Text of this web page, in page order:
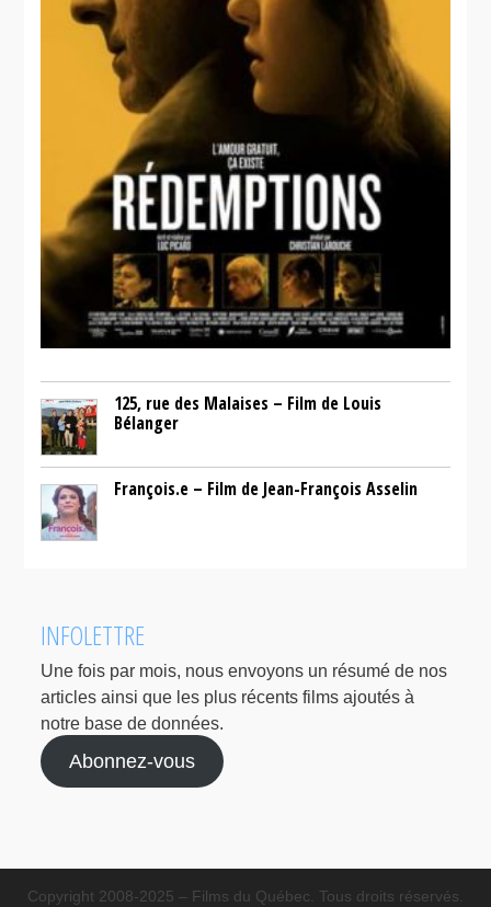
125, rue des Malaises – Film de Louis
Bélanger
François.e – Film de Jean-François Asselin
INFOLETTRE
Une fois par mois, nous envoyons un résumé de nos
articles ainsi que les plus récents films ajoutés à
notre base de données.
Abonnez-vous
Copyright 2008-2025 – Films du Québec. Tous droits réservés.